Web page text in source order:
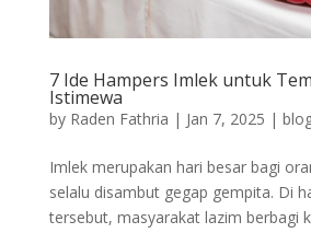
7 Ide Hampers Imlek untuk
Istimewa
by Raden Fathria | Jan 7, 2025 |
Imlek merupakan hari besar bagi
selalu disambut gegap gempita. Di
tersebut, masyarakat lazim berbagi